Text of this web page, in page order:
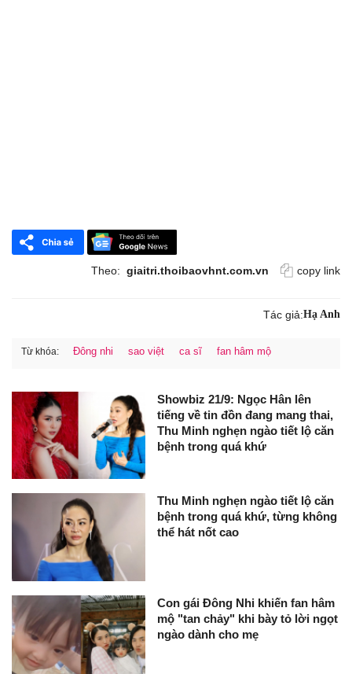
Theo: giaitri.thoibaovhnt.com.vn copy link
Tác giả:Hạ Anh
Từ khóa: Đông nhi sao việt ca sĩ fan hâm mộ
Showbiz 21/9: Ngọc Hân lên
tiếng về tin đồn đang mang thai,
Thu Minh nghẹn ngào tiết lộ căn
bệnh trong quá khứ
Thu Minh nghẹn ngào tiết lộ căn
bệnh trong quá khứ, từng không
thể hát nốt cao
Con gái Đông Nhi khiến fan hâm
mộ "tan chảy" khi bày tỏ lời ngọt
ngào dành cho mẹ